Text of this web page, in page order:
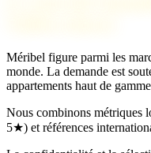
Méribel figure parmi les
monde. La demande est
appartements haut de
Nous combinons métriques
5★) et références